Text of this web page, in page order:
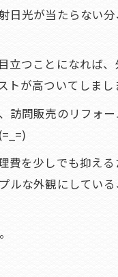
日光が当たらない
立つことになれば
トが高ついてしまし
訪問販売のリフォ
費を少しでも抑え
ルな外観にしてい